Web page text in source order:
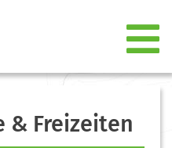
& Freizeiten